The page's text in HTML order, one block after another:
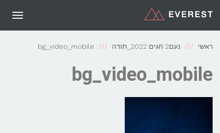
ראשי נעם2 חגים 2022_תודה bg_video_mobile
bg_video_mobile